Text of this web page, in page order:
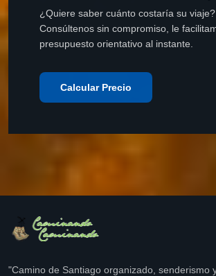
¿Quiere saber cuánto costaría su viaje?
Consúltenos sin compromiso, le
presupuesto orientativo al instante.
Calcular Precio
"Camino de Santiago organizado, senderismo